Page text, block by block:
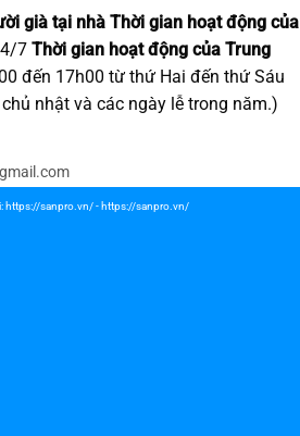
già tại nhà Thời gian hoạt động của
7 Thời gian hoạt động của Trung
đến 17h00 từ thứ Hai đến thứ Sáu
nhật và các ngày lễ trong năm.)
https://sanpro.vn/- https://sanpro.vn/